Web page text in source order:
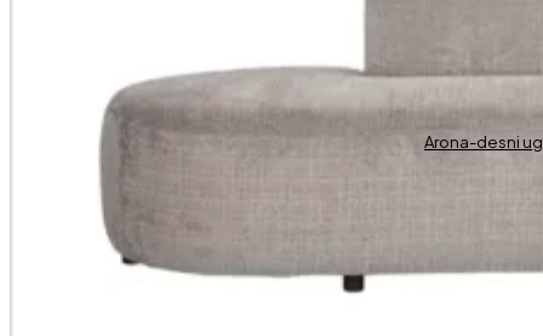
Arona-desni